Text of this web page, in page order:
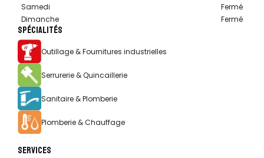
Samedi
Fermé
Dimanche
Fermé
SPÉCIALITÉS
Outillage & Fournitures industrielles
Serrurerie & Quincaillerie
Sanitaire & Plomberie
Plomberie & Chauffage
SERVICES